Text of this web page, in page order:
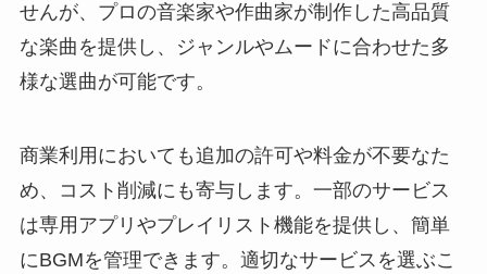
せんが、プロの音楽家や作曲家が制作した高品質
な楽曲を提供し、ジャンルやムードに合わせた多
様な選曲が可能です。
商業利用においても追加の許可や料金が不要なた
め、コスト削減にも寄与します。一部のサービス
は専用アプリやプレイリスト機能を提供し、簡単
にBGMを管理できます。適切なサービスを選ぶこ